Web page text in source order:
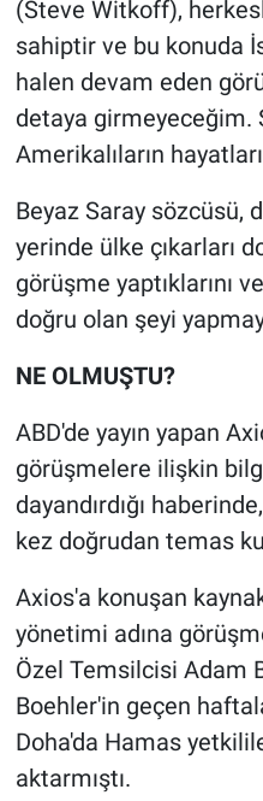
(Steve Witkoff),
sahiptir ve bu konuda
halen devam eden
detaya girmeyeceğim.
Amerikalıların
Beyaz Saray sözcüsü,
yerinde ülke çıkarları
görüşme yaptıklarını
doğru olan şeyi
NE OLMUŞTU?
ABD'de yayın yapan
görüşmelere ilişkin
dayandırdığı
kez doğrudan temas
Axios'a konuşan
yönetimi adına
Özel Temsilcisi Adam
Boehler'in geçen
Doha'da Hamas
aktarmıştı.
Gün Ortası
Gündem Özel
Günün görüntüsü
Haber
İlan
Kimdir
Koronavirüs
Kültür Sanat
Ne demişti
Popüler
Programlar
Sağlık